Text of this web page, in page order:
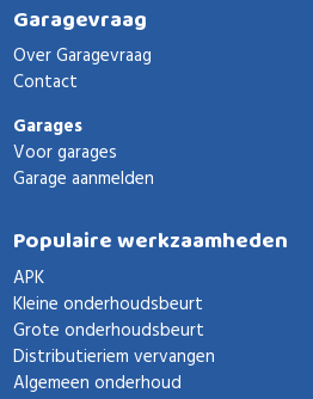
Garagevraag
Over Garagevraag
Contact
Garages
Voor garages
Garage aanmelden
Populaire werkzaamheden
APK
Kleine onderhoudsbeurt
Grote onderhoudsbeurt
Distributieriem vervangen
Algemeen onderhoud